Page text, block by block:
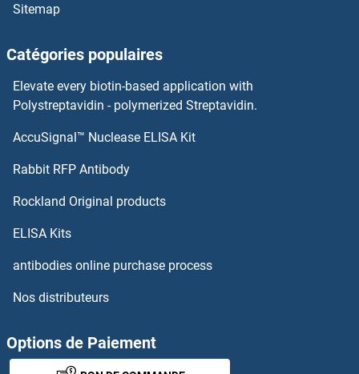
CRIM1 Anticorps
CRHR2 Anticorps
CRHR1 Anticorps
CRTAP Anticorps
CRTC1 Anticorps
CRTC2 Anticorps
Sitemap
Catégories populaires
Elevate every biotin-based application with
Polystreptavidin - polymerized Streptavidin.
AccuSignal™ Nuclease ELISA Kit
Rabbit RFP Antibody
Rockland Original products
ELISA Kits
antibodies online purchase process
Nos distributeurs
Options de Paiement